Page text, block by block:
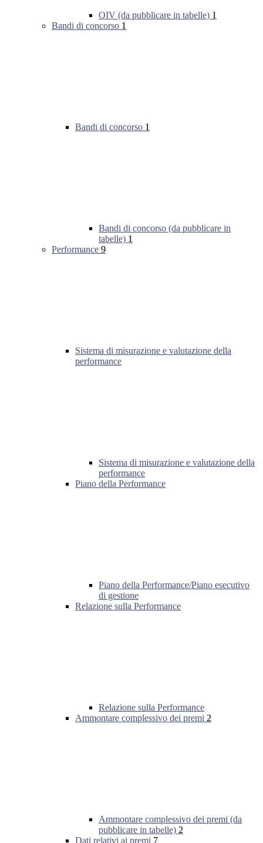
OIV (da pubblicare in tabelle) 1
Bandi di concorso 1
Bandi di concorso 1
Bandi di concorso (da pubblicare in
tabelle) 1
Performance 9
Sistema di misurazione e valutazione della
performance
Sistema di misurazione e valutazione della
performance
Piano della Performance
Piano della Performance/Piano esecutivo
di gestione
Relazione sulla Performance
Relazione sulla Performance
Ammontare complessivo dei premi 2
Ammontare complessivo dei premi (da
pubblicare in tabelle) 2
Dati relativi ai premi 7